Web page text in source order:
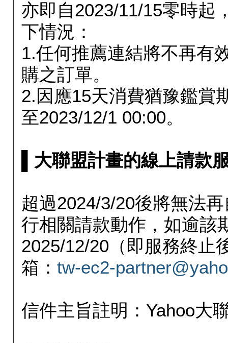
亦即自2023/11/15零時起
下情況：
1.任何推薦連結將不再有
購之訂單。
2.因應15天消費猶豫鑑賞
至2023/12/1 00:00。
▌大聯盟計畫的線上請款
超過2024/3/20後將無法
行相關請款動作，如逾該
2025/12/20（即服務終止
箱： tw-ec2-
信件主旨註明：Yahoo大